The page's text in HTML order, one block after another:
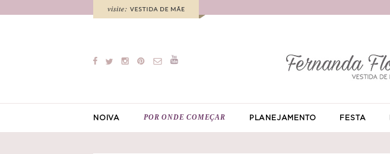
NOIVA POR ONDE COMEÇAR PLANEJAMENTO FESTA